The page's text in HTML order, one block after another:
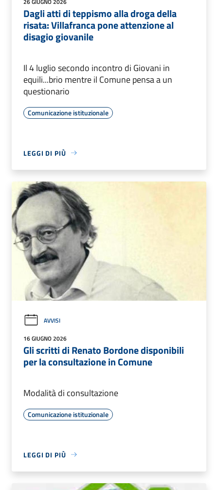
Dagli atti di teppismo alla droga della
risata: Villafranca pone attenzione al
disagio giovanile
Il 4 luglio secondo incontro di Giovani in
equili...brio mentre il Comune pensa a un
questionario
Comunicazione istituzionale
LEGGI DI PIÙ
AVVISI
16 GIUGNO 2026
Gli scritti di Renato Bordone disponibili
per la consultazione in Comune
Modalità di consultazione
Comunicazione istituzionale
LEGGI DI PIÙ